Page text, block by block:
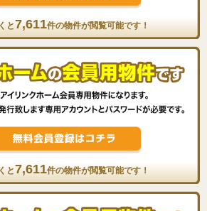
と7,611件の物件が閲覧可能です！
と7,611件の物件が閲覧可能です！